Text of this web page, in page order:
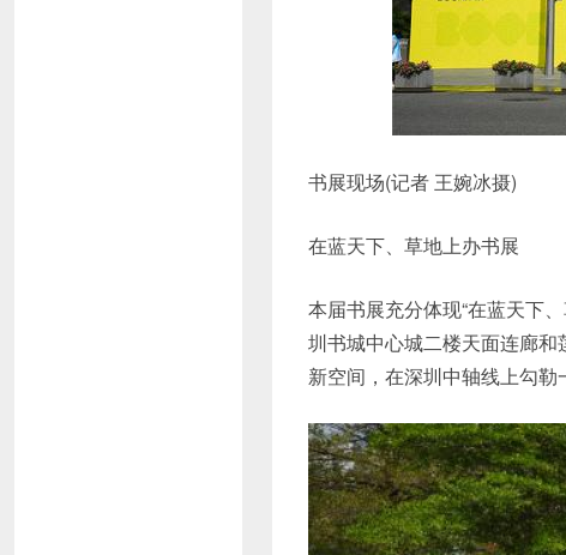
书展现场(记者 王婉冰摄)
在蓝天下、草地上办书展
本届书展充分体现“在蓝天下
圳书城中心城二楼天面连廊
新空间，在深圳中轴线上勾勒